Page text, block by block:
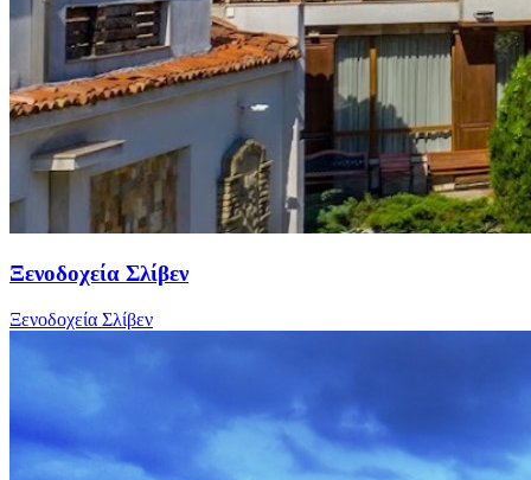
Ξενοδοχεία Σλίβεν
Ξενοδοχεία Σλίβεν